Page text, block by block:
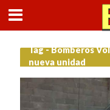
Tag - Bomberos
nueva unidad